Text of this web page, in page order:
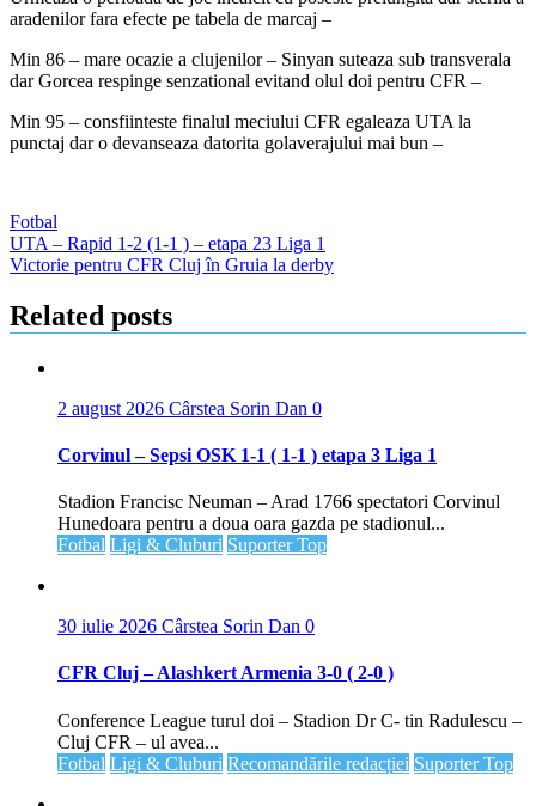
aradenilor fara efecte pe tabela de marcaj –
Min 86 – mare ocazie a clujenilor – Sinyan suteaza sub transverala
dar Gorcea respinge senzational evitand olul doi pentru CFR –
Min 95 – consfiinteste finalul meciului CFR egaleaza UTA la
punctaj dar o devanseaza datorita golaverajului mai bun –
Fotbal
Navigare
în
articole
UTA – Rapid 1-2 (1-1 ) – etapa 23 Liga 1
Victorie pentru CFR Cluj în Gruia la derby
Related posts
2 august 2026 Cârstea Sorin Dan 0
Corvinul – Sepsi OSK 1-1 ( 1-1 ) etapa 3 Liga 1
Stadion Francisc Neuman – Arad 1766 spectatori Corvinul
Hunedoara pentru a doua oara gazda pe stadionul...
Fotbal Ligi & Cluburi Suporter Top
30 iulie 2026 Cârstea Sorin Dan 0
CFR Cluj – Alashkert Armenia 3-0 ( 2-0 )
Conference League turul doi – Stadion Dr C- tin Radulescu –
Cluj CFR – ul avea...
Fotbal Ligi & Cluburi Recomandările redacției Suporter Top